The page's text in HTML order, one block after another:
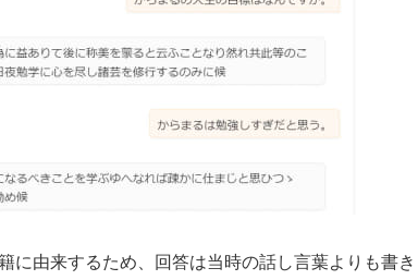
に由来するため、回答は当時の話し言葉よりも書き